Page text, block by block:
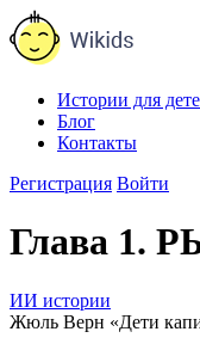
Истории для
Блог
Контакты
Регистрация Войти
Глава 1.
ИИ истории
Жюль Верн «Дети